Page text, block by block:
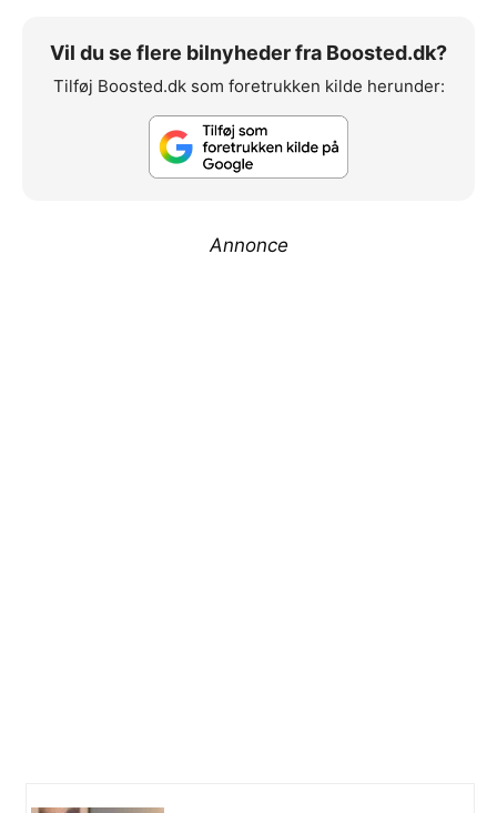
Vil du se flere bilnyheder fra Boosted.dk?
Tilføj Boosted.dk som foretrukken kilde herunder:
Annonce